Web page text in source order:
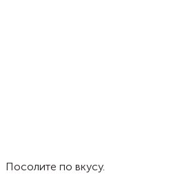
Посолите по вкусу.